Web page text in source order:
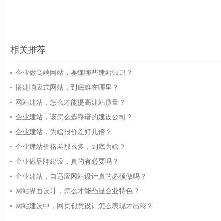
相关推荐
企业做高端网站，要懂哪些建站知识？
搭建响应式网站，到底难在哪里？
网站建站，怎么才能提高建站质量？
企业建站，该怎么选靠谱的建设公司？
企业建站，为啥报价差好几倍？
企业建站价格差那么多，到底为啥？
企业做品牌建设，真的有必要吗？
企业建站，自适应网站设计真的必须做吗？
网站界面设计，怎么才能凸显企业特色？
网站建设中，网页创意设计怎么表现才出彩？